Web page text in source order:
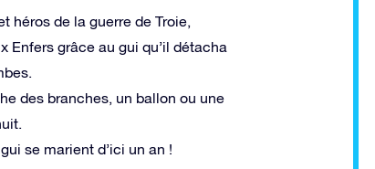
héros de la guerre de Troie,
Enfers grâce au gui qu’il détacha
des branches, un ballon ou une
se marient d’ici un an !